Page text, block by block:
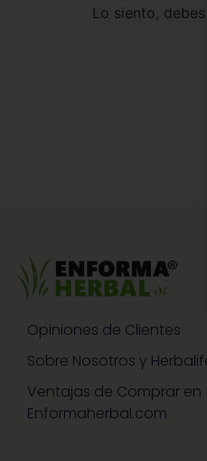
Lo siento, debes
Opiniones de Clientes
Sobre Nosotros y
Ventajas de Comprar en
Enformaherbal.com